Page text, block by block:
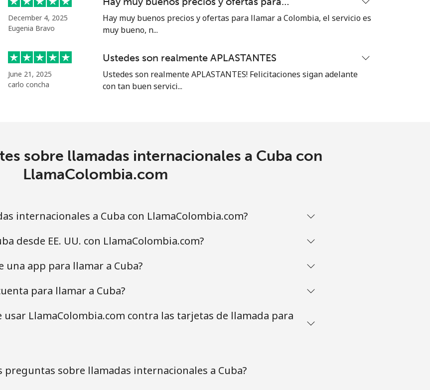
Iniciar Sesión
Continuar con
December 4, 2025
Eugenia Bravo
Hay muy buenos precios y ofertas para llamar a Colombia, el servicio es
muy bueno, n...
June 21, 2025
carlo concha
Ustedes son realmente APLASTANTES
Ustedes son realmente APLASTANTES! Felicitaciones sigan adelante
con tan buen servici...
sobre llamadas internacionales a Cuba con
LlamaColombia.com
internacionales a Cuba con LlamaColombia.com?
desde EE. UU. con LlamaColombia.com?
una app para llamar a Cuba?
para llamar a Cuba?
usar LlamaColombia.com contra las tarjetas de llamada para
preguntas sobre llamadas internacionales a Cuba?